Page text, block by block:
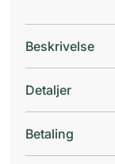
Beskrivelse
Detaljer
Betaling